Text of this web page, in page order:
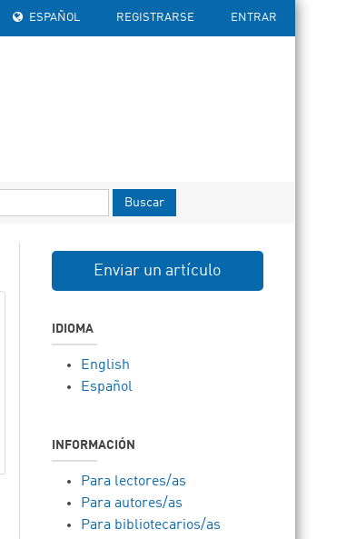
ESPAÑOL REGISTRARSE ENTRAR
Buscar
Enviar un artículo
IDIOMA
English
Español
INFORMACIÓN
Para lectores/as
Para autores/as
Para bibliotecarios/as